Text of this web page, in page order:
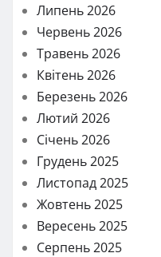
Липень 2026
Червень 2026
Травень 2026
Квітень 2026
Березень 2026
Лютий 2026
Січень 2026
Грудень 2025
Листопад 2025
Жовтень 2025
Вересень 2025
Серпень 2025